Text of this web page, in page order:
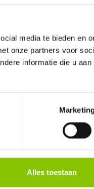
media te bieden en
onze partners voor
informatie die u aan
Alles toestaan
bedragen